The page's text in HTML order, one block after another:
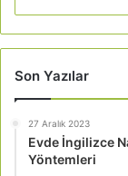
Son Yazılar
27 Aralık 2023
Evde İngilizce
Yöntemleri